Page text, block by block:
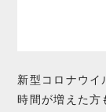
新型コロナウイ
時間が増えた方